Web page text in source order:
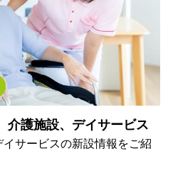
介護施設、デイサービス
サービスの新設情報をご紹